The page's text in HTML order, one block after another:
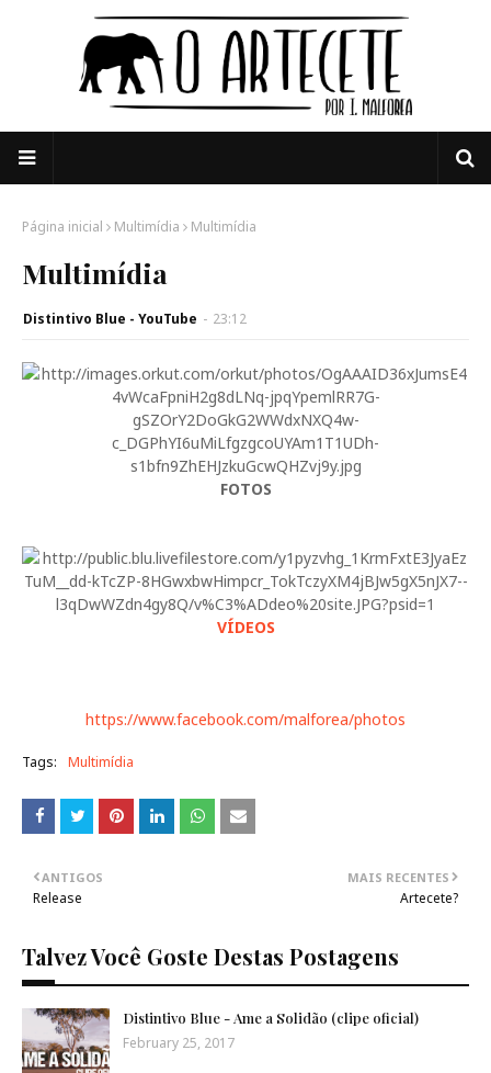
Página inicial Multimídia Multimídia
Multimídia
Distintivo Blue - YouTube - 23:12
FOTOS
VÍDEOS
https://www.facebook.com/malforea/photos
Tags: Multimídia
MAIS RECENTES
Artecete?
ANTIGOS
Release
Talvez Você Goste Destas Postagens
Distintivo Blue - Ame a Solidão (clipe oficial)
February 25, 2017